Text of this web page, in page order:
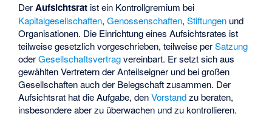
DerAufsichtsrat ist ein Kontrollgremium bei
Kapitalgesellschaften,Genossenschaften,Stiftungen und
Organisationen. Die Einrichtung eines Aufsichtsrates ist
teilweise gesetzlich vorgeschrieben, teilweise perSatzung
oderGesellschaftsvertragvereinbart. Er setzt sich aus
gewählten Vertretern der Anteilseigner und bei großen
Gesellschaften auch der Belegschaft zusammen. Der
Aufsichtsrat hat die Aufgabe, denVorstandzu beraten,
insbesondere aber zu überwachen und zu kontrollieren.